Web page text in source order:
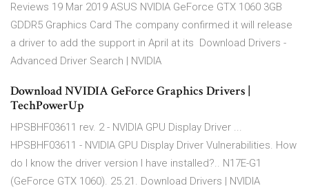
Reviews 19 Mar 2019 ASUS NVIDIA GeForce GTX 1060 3GB
GDDR5 Graphics Card The company confirmed it will release
a driver to add the support in April at its Download Drivers -
Advanced Driver Search | NVIDIA
Download NVIDIA GeForce Graphics Drivers |
TechPowerUp
HPSBHF03611 rev. 2 - NVIDIA GPU Display Driver ...
HPSBHF03611 - NVIDIA GPU Display Driver Vulnerabilities. How
do I know the driver version I have installed?.. N17E-G1
(GeForce GTX 1060). 25.21. Download Drivers | NVIDIA